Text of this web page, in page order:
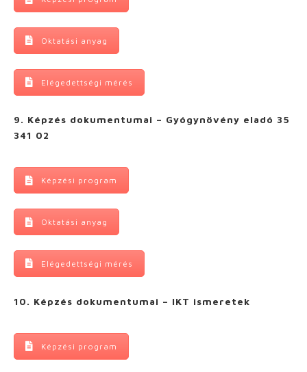
Oktatási anyag
Elégedettségi mérés
9. Képzés dokumentumai – Gyógynövény eladó 35
341 02
Képzési program
Oktatási anyag
Elégedettségi mérés
10. Képzés dokumentumai – IKT ismeretek
Képzési program